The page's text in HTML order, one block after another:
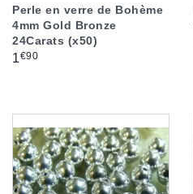
Perle en verre de Bohème
4mm Gold Bronze
24Carats (x50)
Prix
1€90